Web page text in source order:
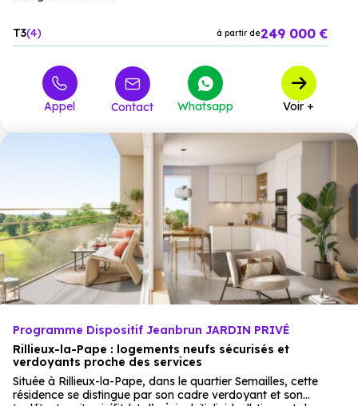
T3 4 à partir de249 000 €
Appel Contact Whatsapp Voir +
Programme Dispositif Jeanbrun JARDIN PRIVÉ
Rillieux-la-Pape : logements neufs sécurisés et
verdoyants proche des services
Située à Rillieux-la-Pape, dans le quartier Semailles, cette
résidence se distingue par son cadre verdoyant et son